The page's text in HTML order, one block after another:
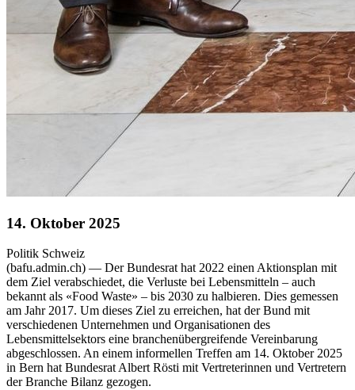
14. Oktober 2025
Politik Schweiz
(bafu.admin.ch) — Der Bundesrat hat 2022 einen Aktionsplan mit
dem Ziel verabschiedet, die Verluste bei Lebensmitteln – auch
bekannt als «Food Waste» – bis 2030 zu halbieren. Dies gemessen
am Jahr 2017. Um dieses Ziel zu erreichen, hat der Bund mit
verschiedenen Unternehmen und Organisationen des
Lebensmittelsektors eine branchenübergreifende Vereinbarung
abgeschlossen. An einem informellen Treffen am 14. Oktober 2025
in Bern hat Bundesrat Albert Rösti mit Vertreterinnen und Vertretern
der Branche Bilanz gezogen.